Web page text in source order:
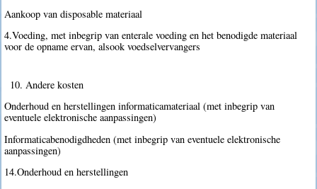
Aankoop van disposable materiaal
4.Voeding, met inbegrip van enterale voeding en het benodigde materiaal
voor de opname ervan, alsook voedselvervangers
10. Andere kosten
Onderhoud en herstellingen informaticamateriaal (met inbegrip van
eventuele elektronische aanpassingen)
Informaticabenodigdheden (met inbegrip van eventuele elektronische
aanpassingen)
14.Onderhoud en herstellingen